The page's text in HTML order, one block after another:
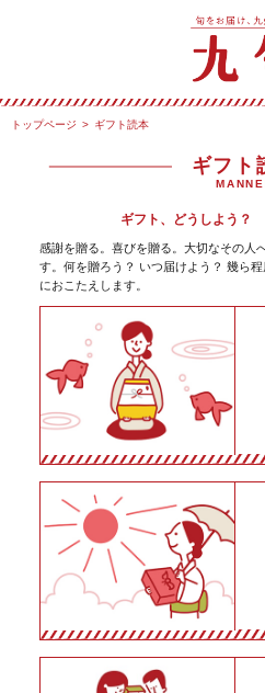
トップページ ギフト読本
ギフト
ギフト、どうしよう？
感謝を贈る。喜びを贈る。大切なその人
す。 何を贈ろう？ いつ届けよう？ 幾ら
におこたえします。